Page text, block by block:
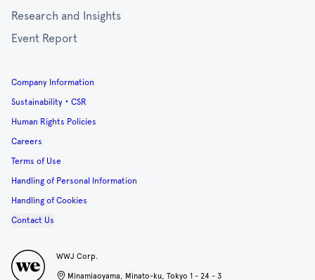
Research and Insights
Event Report
Company Information
Sustainability・CSR
Human Rights Policies
Careers
Terms of Use
Handling of Personal Information
Handling of Cookies
Contact Us
WWJ Corp.
Minamiaoyama, Minato-ku, Tokyo 1 - 24 - 3